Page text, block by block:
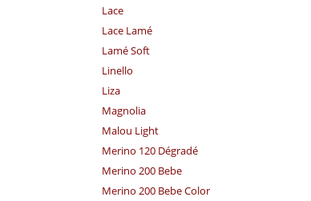
Lace
Lace Lamé
Lamé Soft
Linello
Liza
Magnolia
Malou Light
Merino 120 Dégradé
Merino 200 Bebe
Merino 200 Bebe Color